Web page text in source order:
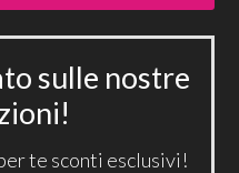
sulle nostre
te sconti esclusivi!